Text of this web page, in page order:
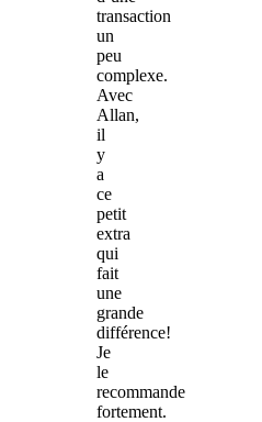
transaction
un
peu
complexe.
Avec
Allan,
il
y
a
ce
petit
extra
qui
fait
une
grande
différence!
Je
le
recommande
fortement.